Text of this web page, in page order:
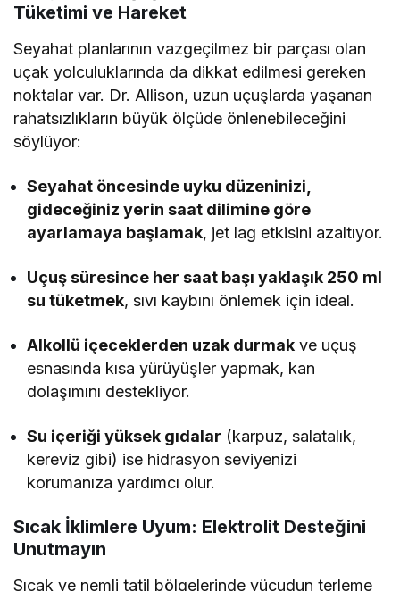
Tüketimi ve Hareket
Seyahat planlarının vazgeçilmez bir parçası olan
uçak yolculuklarında da dikkat edilmesi gereken
noktalar var. Dr. Allison, uzun uçuşlarda yaşanan
rahatsızlıkların büyük ölçüde önlenebileceğini
söylüyor:
Seyahat öncesinde uyku düzeninizi,
gideceğiniz yerin saat dilimine göre
ayarlamaya başlamak, jet lag etkisini azaltıyor.
Uçuş süresince her saat başı yaklaşık 250 ml
su tüketmek, sıvı kaybını önlemek için ideal.
Alkollü içeceklerden uzak durmak ve uçuş
esnasında kısa yürüyüşler yapmak, kan
dolaşımını destekliyor.
Su içeriği yüksek gıdalar (karpuz, salatalık,
kereviz gibi) ise hidrasyon seviyenizi
korumanıza yardımcı olur.
Sıcak İklimlere Uyum: Elektrolit Desteğini
Unutmayın
Sıcak ve nemli tatil bölgelerinde vücudun terleme